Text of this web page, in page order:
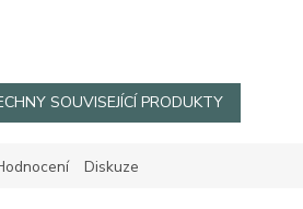
SOUVISEJÍCÍ PRODUKTY
Diskuze